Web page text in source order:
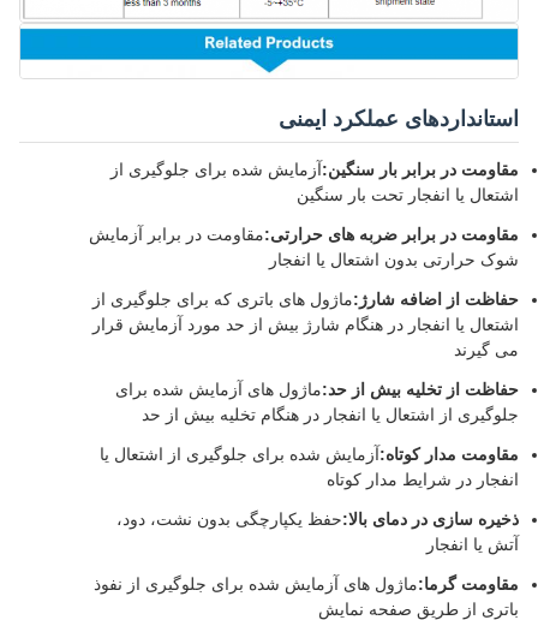
استانداردهای عملکرد ایمنی
مقاومت در برابر بار سنگین:آزمایش شده برای جلوگیری از
اشتعال یا انفجار تحت بار سنگین
مقاومت در برابر ضربه های حرارتی:مقاومت در برابر آزمایش
شوک حرارتی بدون اشتعال یا انفجار
حفاظت از اضافه شارژ:ماژول های باتری که برای جلوگیری از
اشتعال یا انفجار در هنگام شارژ بیش از حد مورد آزمایش قرار
می گیرند
حفاظت از تخلیه بیش از حد:ماژول های آزمایش شده برای
جلوگیری از اشتعال یا انفجار در هنگام تخلیه بیش از حد
مقاومت مدار کوتاه:آزمایش شده برای جلوگیری از اشتعال یا
انفجار در شرایط مدار کوتاه
ذخیره سازی در دمای بالا:حفظ یکپارچگی بدون نشت، دود،
آتش یا انفجار
مقاومت گرما:ماژول های آزمایش شده برای جلوگیری از نفوذ
باتری از طریق صفحه نمایش